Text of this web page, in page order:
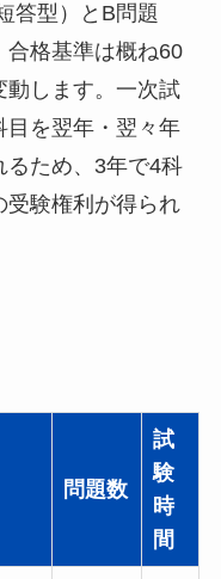
答型）とB問題
合格基準は概ね60
動します。一次試
目を翌年・翌々年
るため、3年で4科
受験権利が得られ
問題数
試
験
時
間